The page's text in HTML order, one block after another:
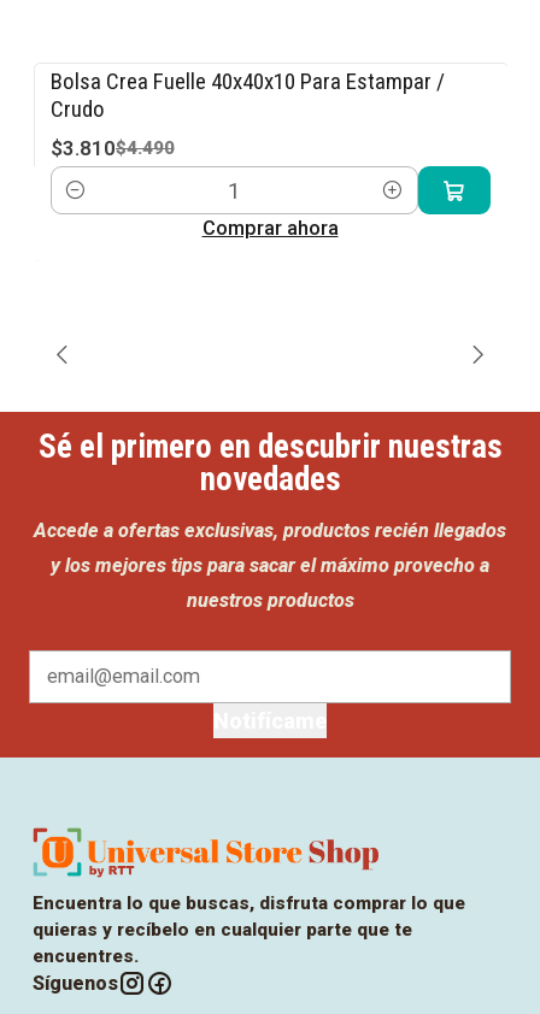
-15% OFF
Bolsa Crea Fuelle 40x40x10 Para Estampar /
Crudo
$3.810$4.490
Cantidad
Comprar ahora
Sé el primero en descubrir nuestras
novedades
Accede a ofertas exclusivas, productos recién llegados
y los mejores tips para sacar el máximo provecho a
nuestros productos
Encuentra lo que buscas, disfruta comprar lo que
quieras y recíbelo en cualquier parte que te
encuentres.
Síguenos